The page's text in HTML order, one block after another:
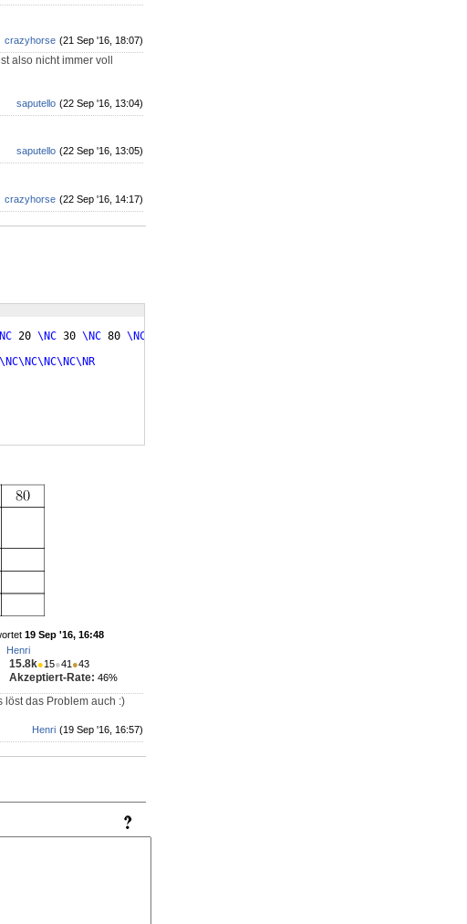
(21 Sep '16, 18:07)
crazyhorse
also nicht immer voll
(22 Sep '16, 13:04)
saputello
(22 Sep '16, 13:05)
saputello
(22 Sep '16, 14:17)
crazyhorse
20 \NC 30 \NC 80 \NC\NR
19 Sep '16, 16:48
Henri
15.8k●15●41 ●43
Akzeptiert-Rate: 46%
löst das Problem auch :)
(19 Sep '16, 16:57)
Henri